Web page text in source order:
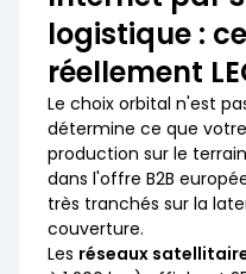
logistique :
réellement
Le choix orbital n'est
détermine ce que
production sur le
dans l'offre B2B
très tranchés sur la
couverture.
Les réseaux